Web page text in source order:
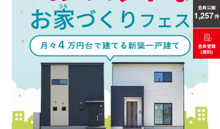
会員公開
1,257件
会員登録
(無料)